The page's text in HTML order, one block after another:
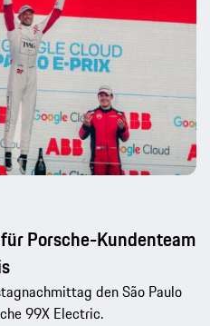
Porsche-Kundenteam
den São Paulo
99X Electric.